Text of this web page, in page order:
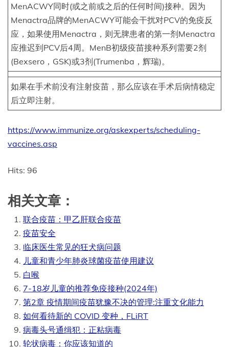
MenACWY同时(或之前或之后的任何时间)接种。因为
Menactra品牌的MenACWY可能会干扰对PCV的免疫反
应，如果使用Menactra，则无脾患者的第一剂Menactra
应推迟到PCV后4周。MenB初级疫苗接种系列需要2剂
(Bexsero，GSK)或3剂(Trumenba，辉瑞)。
如果在手术前没有注射疫苗，那么应该在手术后病情稳定
后立即注射。
https://www.immunize.org/askexperts/scheduling-
vaccines.asp
Hits: 96
相关文章：
联合疫苗：甲乙肝联合疫苗
疫苗安全
临床医生常见的狂犬病问题
儿童和青少年肺炎球菌疫苗使用建议
白喉
7-18岁儿童的推荐免疫接种(2024年)
第2章 疫情期间疫苗犹豫不决的管理:注重文化能力
如何看待新的 COVID 变种，FLiRT
病毒头号通缉犯：正粘病毒
轮状病毒：你应该知道的